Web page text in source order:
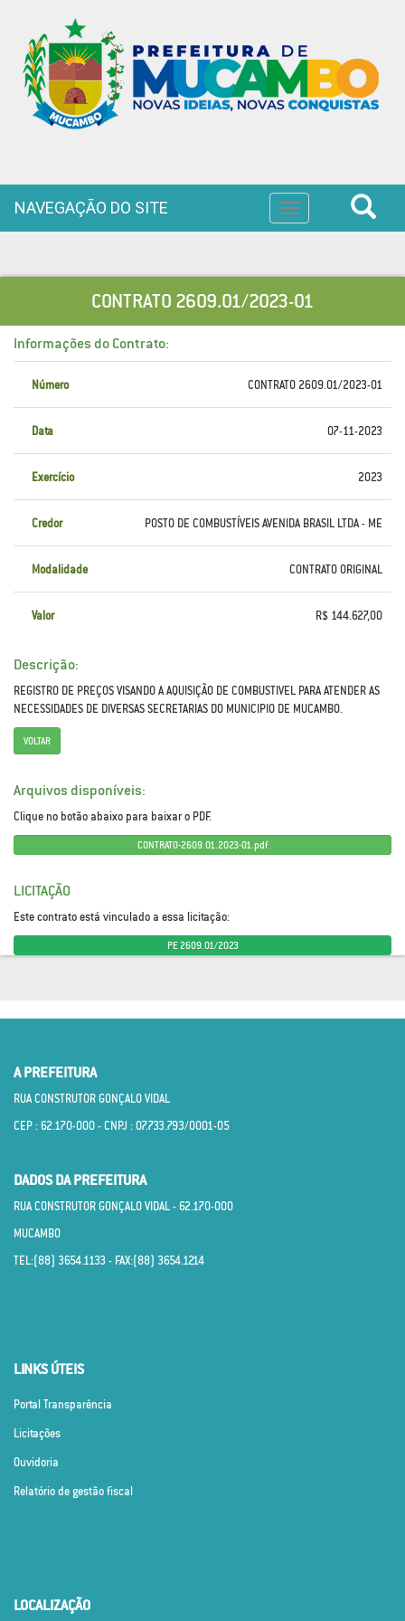
Toggle
navigation
NAVEGAÇÃO DO SITE
CONTRATO 2609.01/2023-01
Informações do Contrato:
Número CONTRATO 2609.01/2023-01
Data 07-11-2023
Exercício 2023
Credor POSTO DE COMBUSTÍVEIS AVENIDA BRASIL LTDA - ME
Modalidade CONTRATO ORIGINAL
Valor R$ 144.627,00
Descrição:
REGISTRO DE PREÇOS VISANDO A AQUISIÇÃO DE COMBUSTIVEL PARA ATENDER AS
NECESSIDADES DE DIVERSAS SECRETARIAS DO MUNICIPIO DE MUCAMBO.
VOLTAR
Arquivos disponíveis:
Clique no botão abaixo para baixar o PDF.
CONTRATO-2609.01.2023-01.pdf
LICITAÇÃO
Este contrato está vinculado a essa licitação:
PE 2609.01/2023
A PREFEITURA
RUA CONSTRUTOR GONÇALO VIDAL
CEP : 62.170­-000 - CNPJ : 07.733.793/0001­-05
DADOS DA PREFEITURA
RUA CONSTRUTOR GONÇALO VIDAL - 62.170­-000
MUCAMBO
TEL:(88) 3654.1133 - FAX:(88) 3654.1214
LINKS ÚTEIS
Portal Transparência
Licitações
Ouvidoria
Relatório de gestão fiscal
LOCALIZAÇÃO